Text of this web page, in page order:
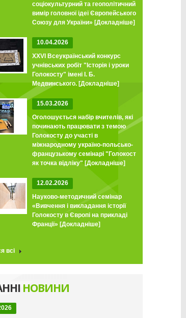
соціокультурний та геополітичний
вимір головної ідеї Європейського
Союзу для України» [Докладніше]
10.04.2026
XXVI Всеукраїнський конкурс
учнівських робіт "Історія і уроки
Голокосту" імені І. Б.
Медвинського.[Докладніше]
15.03.2026
Оголошується набір вчителів, які
починають працювати з темою
Голокосту до участі в
міжнародному україно-польсько-
французькому семінарі "Голокост
як точка відліку" [Докладніше]
12.02.2026
Науково-методичний семінар
«Вивчення і викладання історії
Голокосту в Європі на прикладі
Франції» [Докладніше]
всі
НОВИНИ